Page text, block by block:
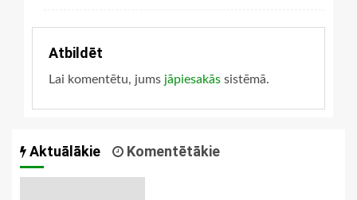
Atbildēt
Lai komentētu, jums jāpiesakās sistēmā.
Aktuālākie Komentētākie